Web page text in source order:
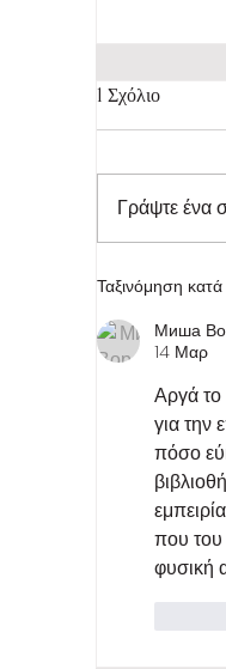
την
1 Σχόλιο
Γράψτε ένα
Ταξινόμηση κατά
Миша
14 Μαρ
Αργά το
για την
πόσο
που του
φυσική